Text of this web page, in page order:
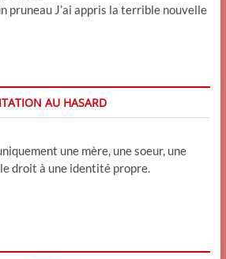
pruneau J’ai appris la terrible nouvelle
AU HASARD
une mère, une soeur, une
droit à une identité propre.